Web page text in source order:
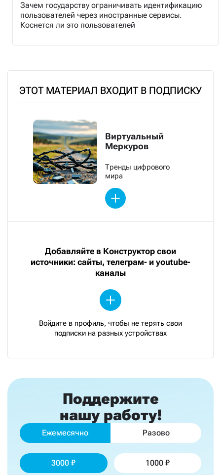
Зачем государству ограничивать идентификацию
пользователей через иностранные сервисы.
Коснется ли это пользователей
ЭТОТ МАТЕРИАЛ ВХОДИТ В ПОДПИСКУ
Виртуальный
Меркуров
Тренды цифрового
мира
Добавляйте в Конструктор свои
источники: сайты, телеграм- и youtube-
каналы
Войдите в профиль, чтобы не терять свои
подписки на разных устройствах
Поддержите
нашу работу!
Ежемесячно Разово
3000 1000